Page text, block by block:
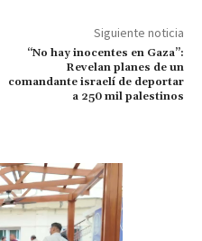
Siguiente noticia
“No hay inocentes en Gaza”:
Revelan planes de un
comandante israelí de deportar
a 250 mil palestinos